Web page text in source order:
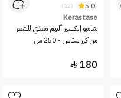
5.0
(12)
Kerastase
شامبو إلكسير ألتيم مغذي للشعر
من كيراستاس - 250 مل
180
